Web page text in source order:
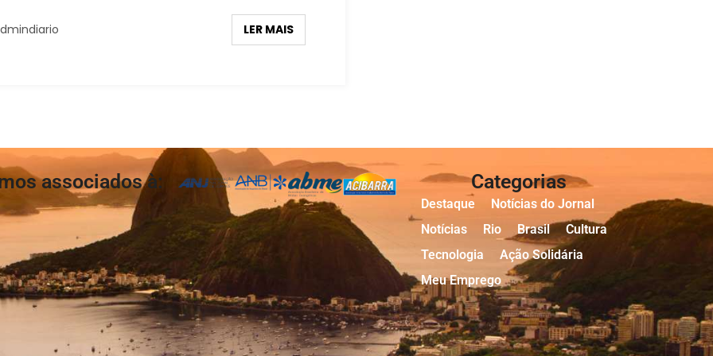
LER MAIS
associados à: Categorias
Destaque
Notícias do Jornal
Notícias
Rio Brasil
Cultura
Tecnologia
Ação Solidária
Meu Emprego